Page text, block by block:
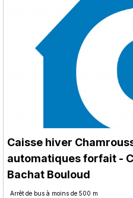
Caisse hiver
automatiques forfait -
Bachat Bouloud
Arrêt de bus à moins de 500 m